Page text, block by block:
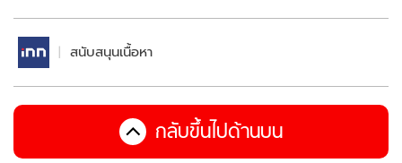
สนับสนุนเนื้อหา
กลับขึ้นไปด้านบน